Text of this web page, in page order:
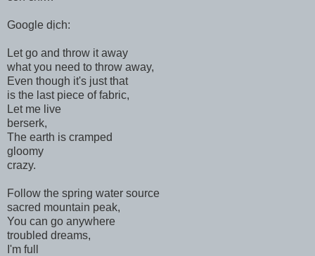
Google dịch:
Let go and throw it away
what you need to throw away,
Even though it's just that
is the last piece of fabric,
Let me live
berserk,
The earth is cramped
gloomy
crazy.
Follow the spring water source
sacred mountain peak,
You can go anywhere
troubled dreams,
I'm full